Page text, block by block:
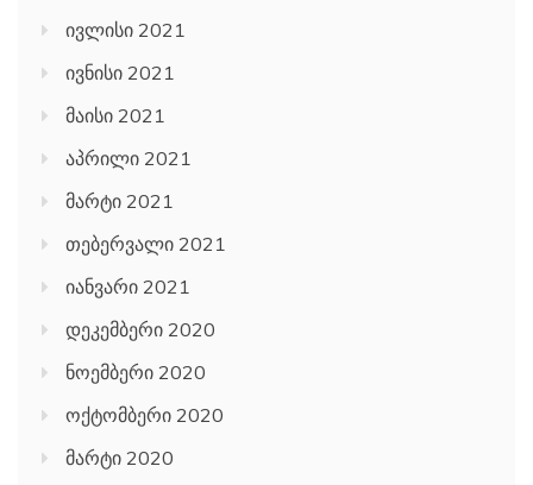
ივლისი 2021
ივნისი 2021
მაისი 2021
აპრილი 2021
მარტი 2021
თებერვალი 2021
იანვარი 2021
დეკემბერი 2020
ნოემბერი 2020
ოქტომბერი 2020
მარტი 2020